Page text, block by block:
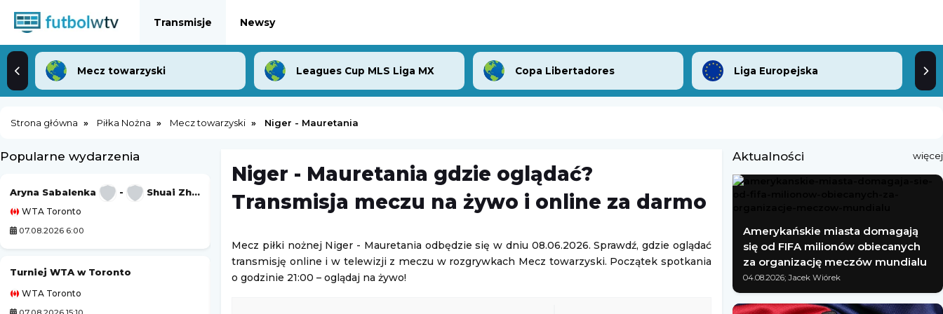
Transmisje Newsy
Mecz towarzyski Leagues Cup MLS Liga MX Copa Libertadores Liga Europejska
Strona główna Piłka Nożna Mecz towarzyski Niger - Mauretania
Popularne wydarzenia
Aryna Sabalenka - Shuai Zhang
WTA Toronto
07.08.2026 6:00
Turniej WTA w Toronto
WTA Toronto
- Club Necaxa
Leagues Cup MLS Liga MX
Austin FC - Club Tijuana
Liga Siatkówki Kobiet
Niger - Mauretania gdzie oglądać?
Transmisja meczu na żywo i online za darmo
Mecz piłki nożnej Niger - Mauretania odbędzie się w dniu 08.06.2026. Sprawdź, gdzie oglądać
transmisję online i w telewizji z meczu w rozgrywkach Mecz towarzyski. Początek spotkania
o godzinie 21:00 – oglądaj na żywo!
Aktualności więcej
Amerykańskie miasta domagają
się od FIFA milionów obiecanych
za organizację meczów mundialu
04.08.2026; Jacek Wiórek